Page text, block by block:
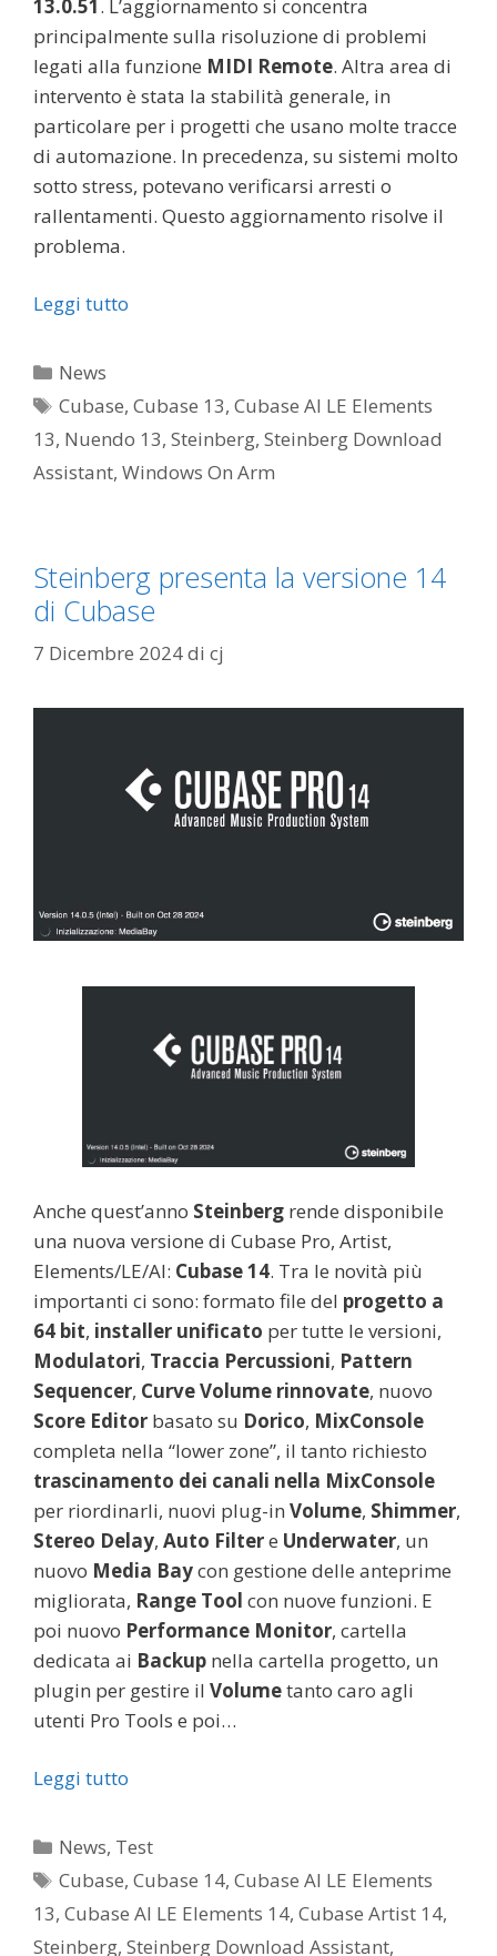
13.0.51. L’aggiornamento si concentra
principalmente sulla risoluzione di problemi
legati alla funzione MIDI Remote. Altra area di
intervento è stata la stabilità generale, in
particolare per i progetti che usano molte tracce
di automazione. In precedenza, su sistemi molto
sotto stress, potevano verificarsi arresti o
rallentamenti. Questo aggiornamento risolve il
problema.
Leggi tutto
Categorie
News
Tag
Cubase,Cubase 13,Cubase AI LE Elements
13, Nuendo 13, Steinberg, Steinberg Download
Assistant, Windows On Arm
Steinberg presenta la versione 14
di Cubase
7 Dicembre 2024di cj
Anche quest’anno Steinberg rende disponibile
una nuova versione di Cubase Pro, Artist,
Elements/LE/AI: Cubase 14. Tra le novità più
importanti ci sono: formato file del progetto a
64 bit, installer unificato per tutte le versioni,
Modulatori, Traccia Percussioni, Pattern
Sequencer, Curve Volume rinnovate, nuovo
Score Editor basato su Dorico, MixConsole
completa nella “lower zone”, il tanto richiesto
trascinamento dei canali nella MixConsole
per riordinarli, nuovi plug-in Volume, Shimmer,
Stereo Delay, Auto Filtere Underwater, un
nuovo Media Baycon gestione delle anteprime
migliorata, Range Tool con nuove funzioni. E
poi nuovo Performance Monitor, cartella
dedicata ai Backup nella cartella progetto, un
plugin per gestire il Volumetanto caro agli
utenti Pro Tools e poi…
Leggi tutto
Categorie
News, Test
Tag
Cubase,Cubase 14,Cubase AI LE Elements
13, Cubase AI LE Elements 14, Cubase Artist 14,
Steinberg, Steinberg Download Assistant,